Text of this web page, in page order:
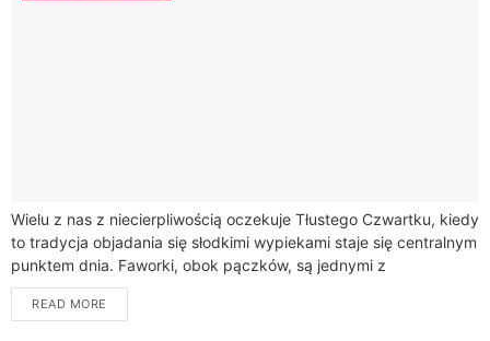
Wielu z nas z niecierpliwością oczekuje Tłustego Czwartku, kiedy
to tradycja objadania się słodkimi wypiekami staje się centralnym
punktem dnia. Faworki, obok pączków, są jednymi z
najpopularniejszych przysmaków serwowanych w...
READ MORE